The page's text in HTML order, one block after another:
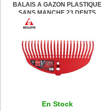
BALAIS A GAZON PLASTIQUE
SANS MANCHE 23 DENTS
303523 BELLOTA
En Stock